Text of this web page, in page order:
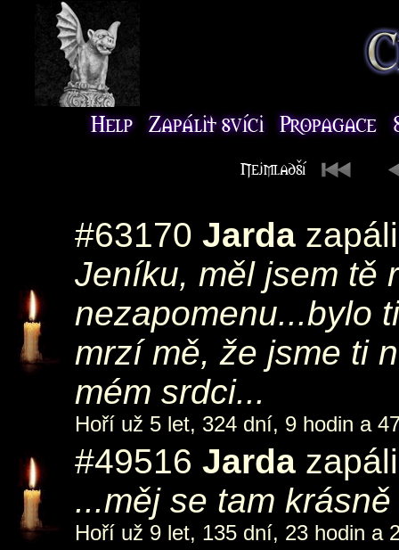
#63170 Jarda
Jeníku, měl jsem tě
nezapomenu...bylo
mrzí mě, že jsme ti
mém srdci...
Hoří už 5 let, 324 dní, 9 hodin a
#49516 Jarda
...měj se tam
Hoří už 9 let, 135 dní, 23 hodin a